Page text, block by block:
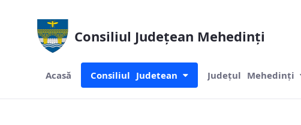
Consiliul Județean Mehedinți
Acasă Consiliul Judetean Județul Mehedinți